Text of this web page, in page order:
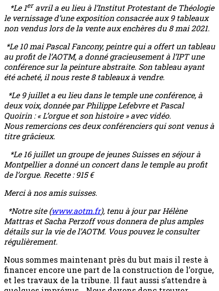
*Le 1eravril a eu lieu à l’Institut Protestant de Théologie
le vernissage d’une exposition consacrée aux 9 tableaux
non vendus lors de la vente aux enchères du 8 mai 2021.
*Le 10 mai Pascal Fancony, peintre qui a offert un tableau
au profit de l’AOTM, a donné gracieusement à l’IPT une
conférence sur la peinture abstraite. Son tableau ayant
été acheté, il nous reste 8 tableaux à vendre.
*Le 9 juillet a eu lieu dans le temple une conférence, à
deux voix, donnée par Philippe Lefebvre et Pascal
Quoirin : « L’orgue et son histoire » avec vidéo.
Nous remercions ces deux conférenciers qui sont venus à
titre grâcieux.
*Le 16 juillet un groupe de jeunes Suisses en séjour à
Montpellier a donné un concert dans le temple au profit
de l’orgue. Recette : 915 €
Merci à nos amis suisses.
*Notre site (www.aotm.fr), tenu à jour par Hélène
Mattras et Sacha Perzoff vous donnera de plus amples
détails sur la vie de l’AOTM. Vous pouvez le consulter
régulièrement.
Nous sommes maintenant près du but mais il reste à
financer encore une part de la construction de l’orgue,
et les travaux de la tribune. Il faut aussi s’attendre à